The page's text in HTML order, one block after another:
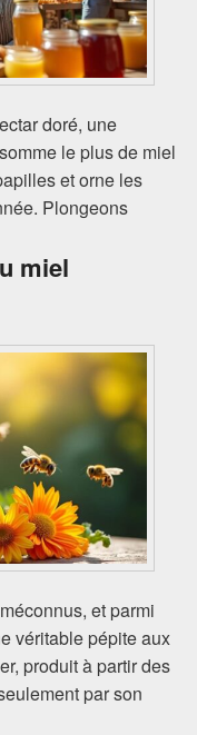
doré, une
le plus de miel
et orne les
Plongeons
miel
et parmi
véritable pépite aux
produit à partir des
par son